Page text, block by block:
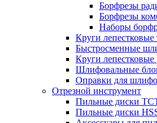
Борфрезы
Борфрезы
Наборы
Круги лепестковые
Быстросменные
Круги лепестковые
Шлифовальные
Оправки для
Отрезной инструмент
Пильные диски
Пильные диски